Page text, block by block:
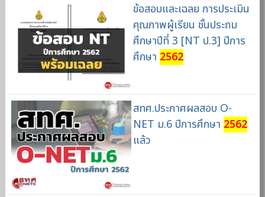
ข้อสอบและเฉลย การประเมิน
คุณภาพผู้เรียน ชั้นประถม
ศึกษาปีที่ 3 [NT ป.3] ปีการ
ศึกษา 2562
สทศ.ประกาศผลสอบ O-
NET ม.6 ปีการศึกษา 2562
แล้ว